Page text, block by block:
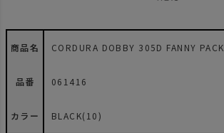
商品名 CORDURA DOBBY 305D FANNY PACK
品番 061416
カラー BLACK(10)